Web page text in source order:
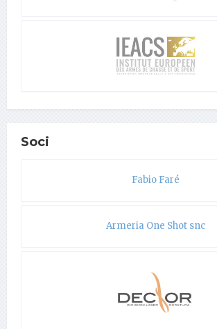
Soci
Fabio Faré
Armeria One Shot snc